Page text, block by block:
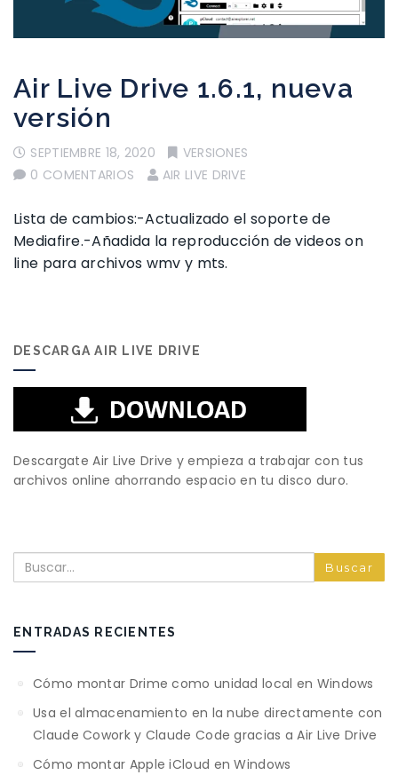
Air Live Drive 1.6.1, nueva
versión
SEPTIEMBRE 18, 2020
VERSIONES
0 COMENTARIOS
AIR LIVE DRIVE
Lista de cambios:-Actualizado el soporte de
Mediafire.-Añadida la reproducción de videos on
line para archivos wmv y mts.
DESCARGA AIR LIVE DRIVE
Descargate Air Live Drive y empieza a trabajar con tus
archivos online ahorrando espacio en tu disco duro.
Buscar
ENTRADAS RECIENTES
Cómo montar Drime como unidad local en Windows
Usa el almacenamiento en la nube directamente con
Claude Cowork y Claude Code gracias a Air Live Drive
Cómo montar Apple iCloud en Windows